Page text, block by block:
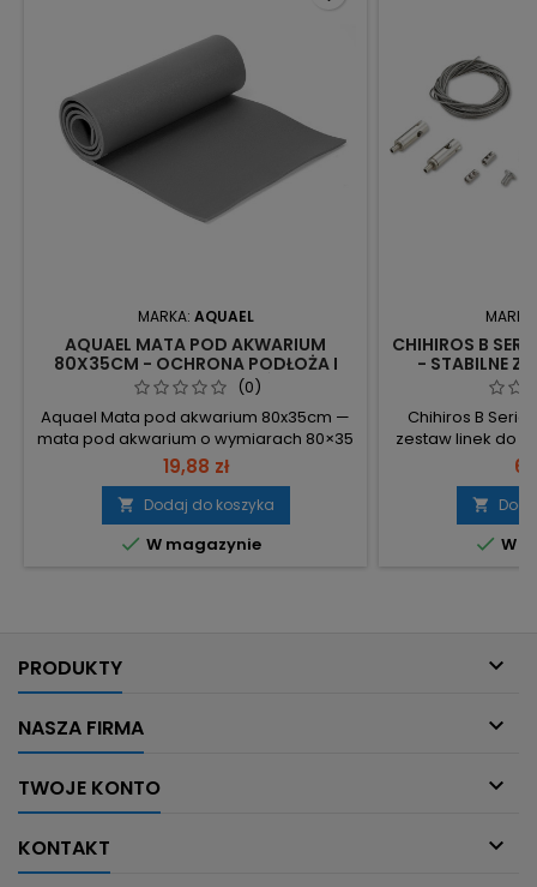
MARKA: AQUAEL
AQUAEL MATA POD AKWARIUM
80X35CM - OCHRONA PODŁOŻA I
REDUKCJA DRGAŃ
(0)
Aquael Mata pod akwarium 80x35cm —
mata pod akwarium o wymiarach 80×35
cm, przeznaczona do położenia pod
zbiornik. 80×35 cm – dokładne wymiary
dopasowane do podstawy akwarium o
tej wielkości. Aquael – oryginalny
produkt producenta, identyfikowalny po
19,88 zł
 Dodaj do koszyka
 W magazynie
CHIHIROS B
- STABILNE
Chihiros B
zestaw linek do
zawieszenie
półce lub
codzienną
dostęp do
linki – każda

 W
PRODUKTY 
NASZA FIRMA 
TWOJE KONTO 
KONTAKT 